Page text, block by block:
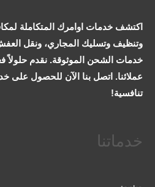
اكتشف خدمات اوامرك المتكاملة
وتنظيف وتسليك المجاري، ونقل العفش
خدمات الشحن الموثوقة. نقدم حلولاً
عملائنا. اتصل بنا الآن للحصول على
تنافسية!
خدماتنا